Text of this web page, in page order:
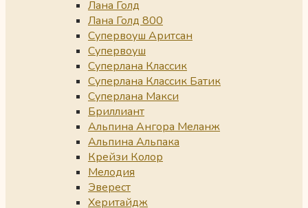
Лана Голд
Лана Голд 800
Супервоуш Аритсан
Супервоуш
Суперлана Классик
Суперлана Классик Батик
Суперлана Макси
Бриллиант
Альпина Ангора Меланж
Альпина Альпака
Крейзи Колор
Мелодия
Эверест
Херитайдж